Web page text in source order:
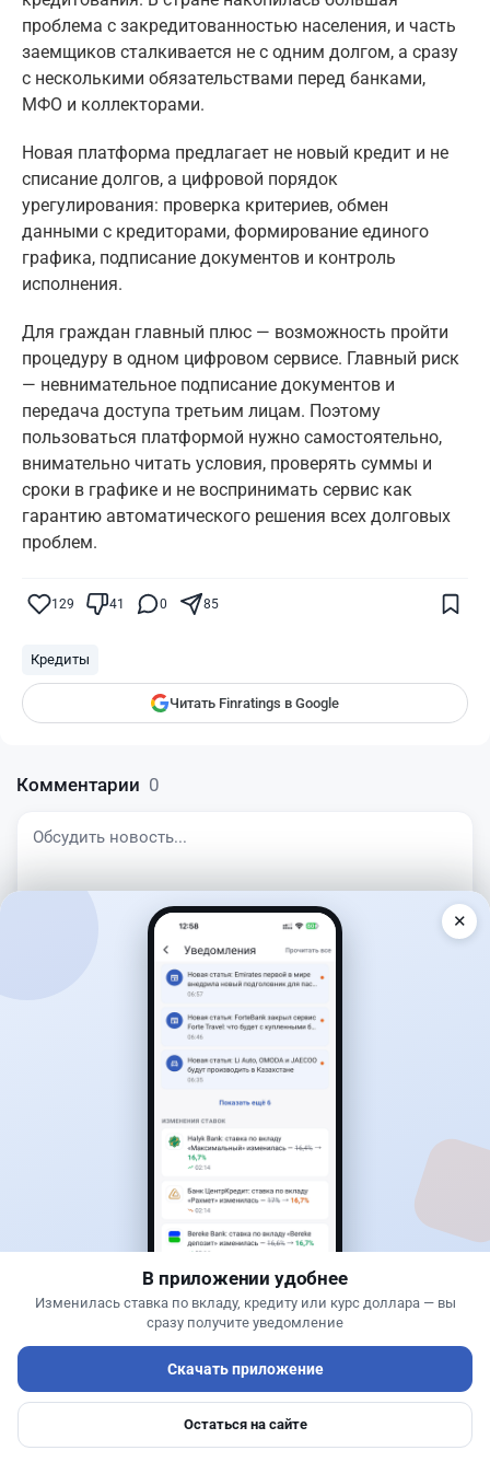
проблема с закредитованностью населения, и часть
заемщиков сталкивается не с одним долгом, а сразу
с несколькими обязательствами перед банками,
МФО и коллекторами.
Новая платформа предлагает не новый кредит и не
списание долгов, а цифровой порядок
урегулирования: проверка критериев, обмен
данными с кредиторами, формирование единого
графика, подписание документов и контроль
исполнения.
Для граждан главный плюс — возможность пройти
процедуру в одном цифровом сервисе. Главный риск
— невнимательное подписание документов и
передача доступа третьим лицам. Поэтому
пользоваться платформой нужно самостоятельно,
внимательно читать условия, проверять суммы и
сроки в графике и не воспринимать сервис как
гарантию автоматического решения всех долговых
проблем.
129 41 0 85
Кредиты
Читать Finratings в Google
показываться вам
Комментарии 0
Соблюдайте правила сообщества при комментировании
Ипотеки Авто
✕
В приложении удобнее
Изменилась ставка по вкладу, кредиту или курс доллара — вы
сразу получите уведомление
Скачать приложение
Остаться на сайте